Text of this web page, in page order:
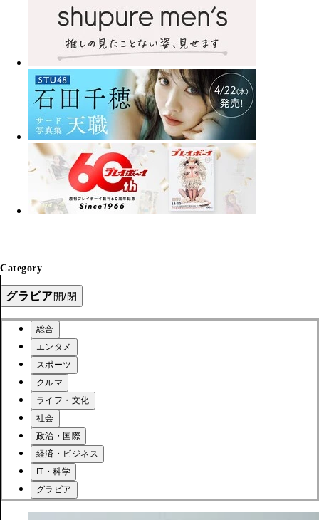
Category
グラビア開/閉
総合
エンタメ
スポーツ
クルマ
ライフ・文化
社会
政治・国際
経済・ビジネス
IT・科学
グラビア